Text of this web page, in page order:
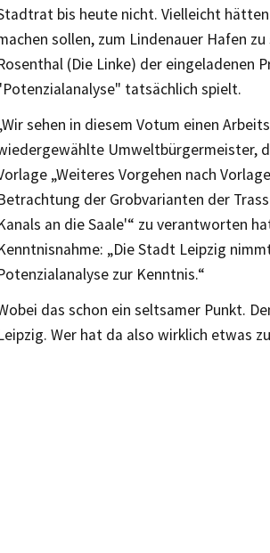
bis heute nicht. Vielleicht
sollen, zum Lindenauer Hafen
(Die Linke) der eingeladenen
tatsächlich spielt.
sehen in diesem Votum einen
Umweltbürgermeister,
„Weiteres Vorgehen nach
der Grobvarianten der
an die Saale'“ zu verantworten
„Die Stadt Leipzig
zur Kenntnis.“
das schon ein seltsamer Punkt.
Wer hat da also wirklich etwas